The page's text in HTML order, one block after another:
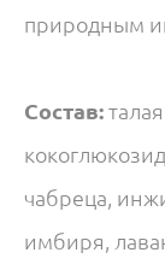
природным
Состав:
чабреца,
имбиря,